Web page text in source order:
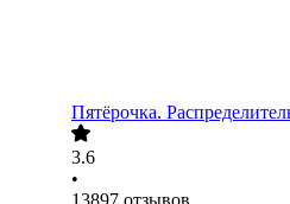
Пятёрочка.
3.6
•